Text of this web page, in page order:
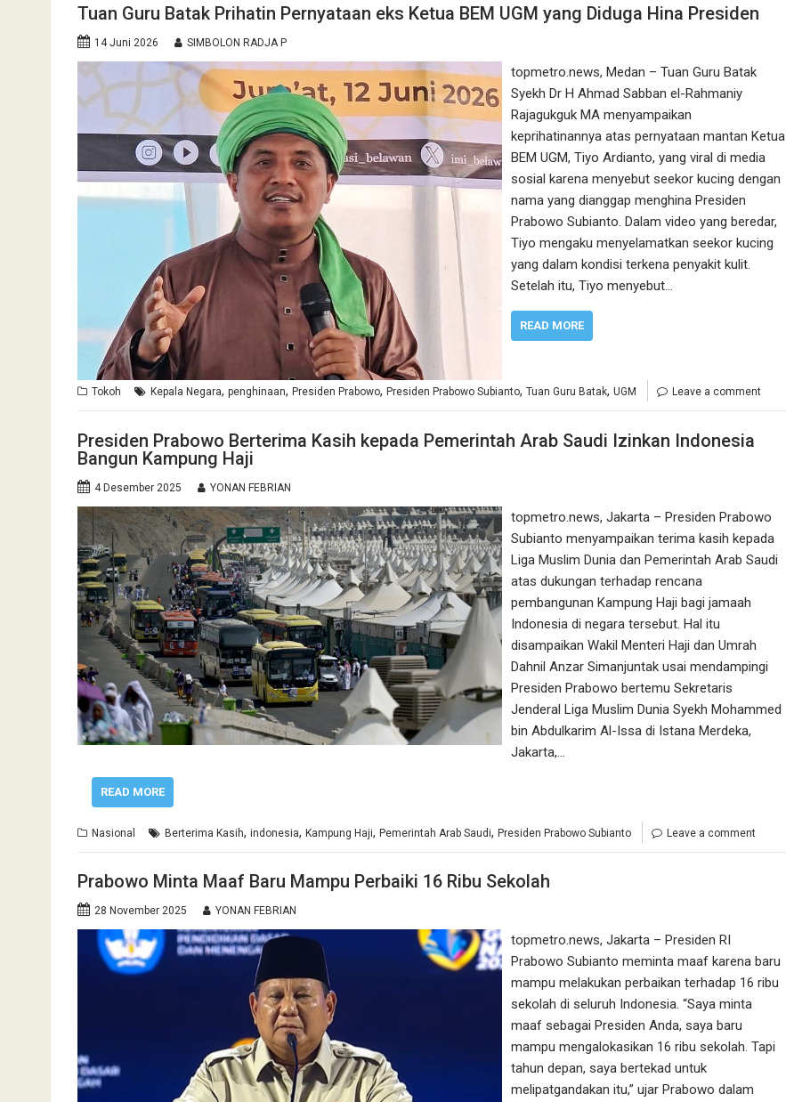
Tuan Guru Batak Prihatin Pernyataan eks Ketua BEM UGM yang Diduga Hina Presiden
14 Juni 2026 SIMBOLON RADJA P
topmetro.news, Medan – Tuan Guru Batak
Syekh Dr H Ahmad Sabban el-Rahmaniy
Rajagukguk MA menyampaikan
keprihatinannya atas pernyataan mantan Ketua
BEM UGM, Tiyo Ardianto, yang viral di media
sosial karena menyebut seekor kucing dengan
nama yang dianggap menghina Presiden
Prabowo Subianto. Dalam video yang beredar,
Tiyo mengaku menyelamatkan seekor kucing
yang dalam kondisi terkena penyakit kulit.
Setelah itu, Tiyo menyebut…
READ MORE
Tokoh Kepala Negara, penghinaan, Presiden Prabowo, Presiden Prabowo Subianto, Tuan Guru Batak, UGM Leave a comment
Presiden Prabowo Berterima Kasih kepada Pemerintah Arab Saudi Izinkan Indonesia
Bangun Kampung Haji ‎
4 Desember 2025 YONAN FEBRIAN
‎topmetro.news, Jakarta – Presiden Prabowo
Subianto menyampaikan terima kasih kepada
Liga Muslim Dunia dan Pemerintah Arab Saudi
atas dukungan terhadap rencana
pembangunan Kampung Haji bagi jamaah
Indonesia di negara tersebut. ‎Hal itu
disampaikan Wakil Menteri Haji dan Umrah
Dahnil Anzar Simanjuntak usai mendampingi
Presiden Prabowo bertemu Sekretaris
Jenderal Liga Muslim Dunia Syekh Mohammed
bin Abdulkarim Al-Issa di Istana Merdeka,
Jakarta,…
READ MORE
Nasional Berterima Kasih, indonesia, Kampung Haji, Pemerintah Arab Saudi, Presiden Prabowo Subianto Leave a comment
Prabowo Minta Maaf Baru Mampu Perbaiki 16 Ribu Sekolah
28 November 2025 YONAN FEBRIAN
topmetro.news, Jakarta – Presiden RI
Prabowo Subianto meminta maaf karena baru
mampu melakukan perbaikan terhadap 16 ribu
sekolah di seluruh Indonesia. “Saya minta
maaf sebagai Presiden Anda, saya baru
mampu mengalokasikan 16 ribu sekolah. Tapi
tahun depan, saya bertekad untuk
melipatgandakan itu,” ujar Prabowo dalam